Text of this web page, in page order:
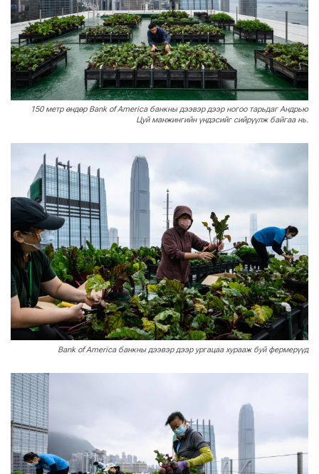
150 метр өндөр Bank of America банкны дээвэр дээр ногоо тарьдаг Андрью
Цуй манжингийн үндэсийг сийрүүлж байгаа нь.
Bank of America банкны дээвэр дээр ургацаа хурааж буй фермерүүд